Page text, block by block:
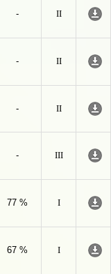
-
II
-
II
-
II
-
III
77 %
I
67 %
I